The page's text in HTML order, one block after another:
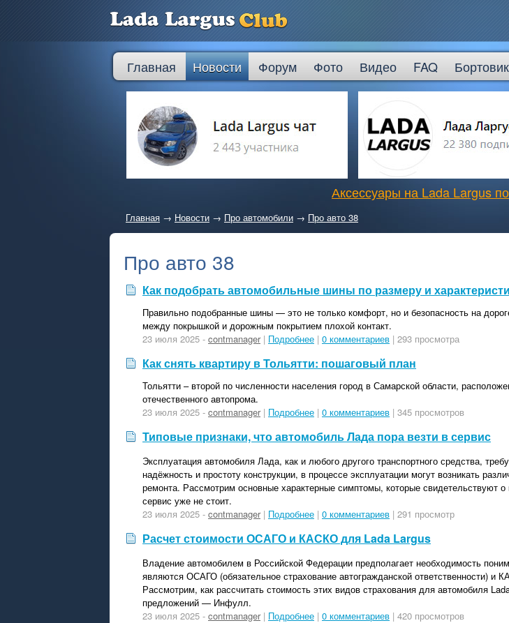
Главная Новости Форум Фото Видео FAQ
Аксессуары на Lada Largus
Главная → Новости → Про автомобили → Про авто 38
Про авто 38
Как подобрать автомобильные шины по размеру и
Правильно подобранные шины — это не только комфорт, но и безопасность на
между покрышкой и дорожным покрытием плохой контакт.
23 июля 2025 - contmanager| Подробнее | 0 комментариев | 293 просмотра
Как снять квартиру в Тольятти: пошаговый план
Тольятти – второй по численности населения город в Самарской области,
отечественного автопрома.
23 июля 2025 - contmanager| Подробнее | 0 комментариев | 345 просмотров
Типовые признаки, что автомобиль Лада пора везти в сервис
Эксплуатация автомобиля Лада, как и любого другого транспортного средства,
надёжность и простоту конструкции, в процессе эксплуатации могут возникать
ремонта. Рассмотрим основные характерные симптомы, которые свидетельствуют
сервис уже не стоит.
23 июля 2025 - contmanager| Подробнее | 0 комментариев | 291 просмотр
Расчет стоимости ОСАГО и КАСКО для Lada Largus
Владение автомобилем в Российской Федерации предполагает необходимость
являются ОСАГО (обязательное страхование автогражданской ответственности) и
Рассмотрим, как рассчитать стоимость этих видов страхования для автомобиля
предложений — Инфулл.
23 июля 2025 - contmanager| Подробнее | 0 комментариев | 420 просмотров